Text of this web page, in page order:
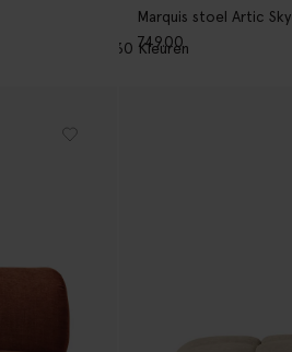
Marquis stoel Artic Sky
749.00
30 Kleuren